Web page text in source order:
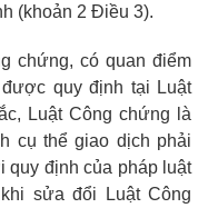
(khoản 2 Điều 3).
chứng, có quan điểm
quy định tại Luật
Luật Công chứng là
cụ thể giao dịch phải
quy định của pháp luật
sửa đổi Luật Công